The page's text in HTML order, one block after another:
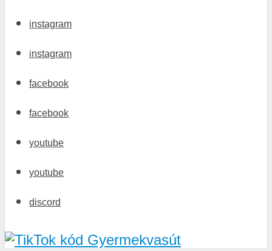
instagram
instagram
facebook
facebook
youtube
youtube
discord